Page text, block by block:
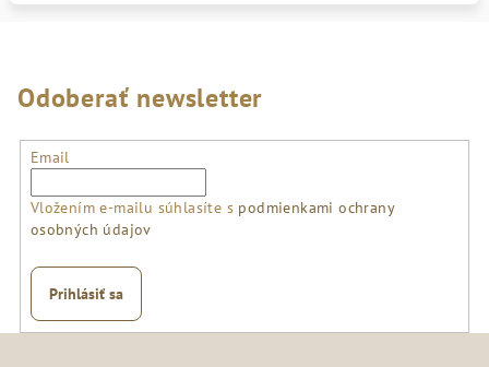
Odoberať newsletter
Email
Vložením e-mailu súhlasíte s podmienkami ochrany
osobných údajov
Prihlásiť sa